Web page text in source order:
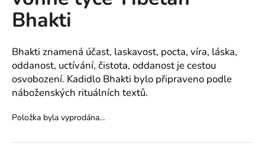
0,0
z
hvězdiček.
Bhakti
Bhakti znamená účast, laskavost, pocta, víra, láska,
oddanost, uctívání, čistota, oddanost je cestou
osvobození. Kadidlo Bhakti bylo připraveno podle
náboženských rituálních textů.
Položka byla vyprodána…
a
j
í
t
?